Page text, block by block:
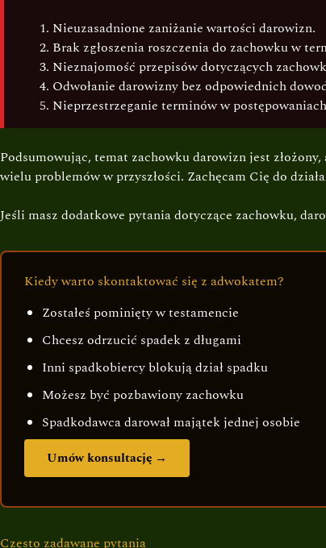
Nieuzasadnione zaniżanie wartości darowizn.
Brak zgłoszenia roszczenia do zachowku w
Nieznajomość przepisów dotyczących
Odwołanie darowizny bez odpowiednich
Nieprzestrzeganie terminów w
Podsumowując, temat zachowku darowizn jest
wielu problemów w przyszłości. Zachęcam Cię do
Jeśli masz dodatkowe pytania dotyczące zachowku,
Kiedy warto skontaktować się z adwokatem?
Zostałeś pominięty w testamencie
Chcesz odrzucić spadek z długami
Inni spadkobiercy blokują dział spadku
Możesz być pozbawiony zachowku
Spadkodawca darował majątek jednej osobie
Umów konsultację →
Często zadawane pytania